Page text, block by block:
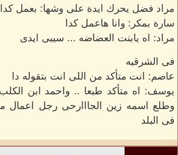
مراد فضل يحرك ايدة على وشها: بعمل
سارة بمكر: وانا هاعمل كدا
مراد: اه يابنت العضاضه ... سيبى ايدى
فى الشرقيه
عاصم: انت متأكد من اللى انت بتقوله دا
يوسف: اه متأكد طبعا .. واحمد ابن
وطلع اسمه زين الجااارحى رجل اعمال
فى البلد